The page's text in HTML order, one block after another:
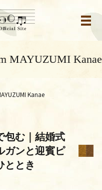
メ
MAYUZUMI Kanae
Kanae
包む｜結婚式
ガンと迎賓ピ
ととき